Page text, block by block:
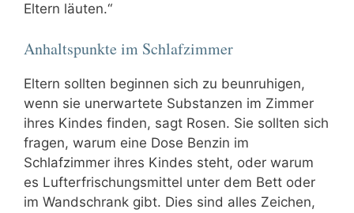
Eltern läuten.“
Anhaltspunkte im Schlafzimmer
Eltern sollten beginnen sich zu beunruhigen,
wenn sie unerwartete Substanzen im Zimmer
ihres Kindes finden, sagt Rosen. Sie sollten sich
fragen, warum eine Dose Benzin im
Schlafzimmer ihres Kindes steht, oder warum
es Lufterfrischungsmittel unter dem Bett oder
im Wandschrank gibt. Dies sind alles Zeichen,